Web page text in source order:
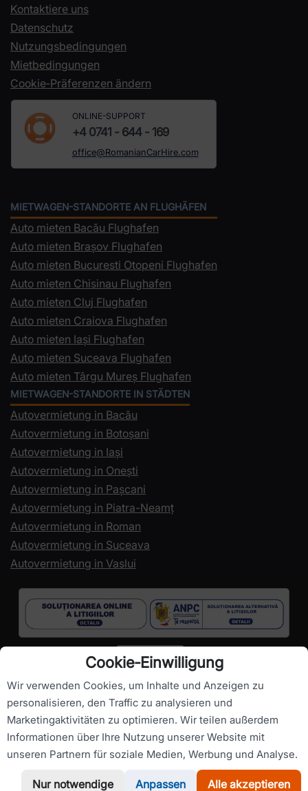
Kontaktiere uns
Datenschutz
Nutzungsbedingungen
Mietbedingungen
Cookie‑Präferenzen ändern
ONLINE-SUPPORT
+4 0741 - 644 - 169
office@RomanianCarHire.com
MIETWAGEN-STANDORTE AN FLUGHÄFEN
Auto mieten Bacău Flughafen
Auto mieten Brașov Flughafen
Auto mieten Bucuresti Otopeni Flughafen
Auto mieten Chisinau Flughafen
Auto mieten Cluj Flughafen
Auto mieten Craiova Flughafen
Auto mieten Iași Flughafen
Auto mieten Suceava Flughafen
Auto mieten Târgu Mureș Flughafen
MIETWAGEN-STANDORTE IN STÄDTEN
Autovermietung in Bacău
Autovermietung in Botoșani
Autovermietung in Iași
Autovermietung in Onești
Autovermietung in Pașcani
Autovermietung in Piatra-Neamț
Autovermietung in Roman
Autovermietung in Suceava
Autovermietung in Vaslui
Urheberrechte ©RomanianCarHire.com- Alle Rechte
vorbehalten.
WhatsApp Rufen Sie uns an
Cookie‑Einwilligung
Wir verwenden Cookies, um Inhalte und Anzeigen zu
personalisieren, den Traffic zu analysieren und
Marketingaktivitäten zu optimieren. Wir teilen außerdem
Informationen über Ihre Nutzung unserer Website mit
unseren Partnern für soziale Medien, Werbung und Analyse.
Nur notwendige Anpassen Alle akzeptieren